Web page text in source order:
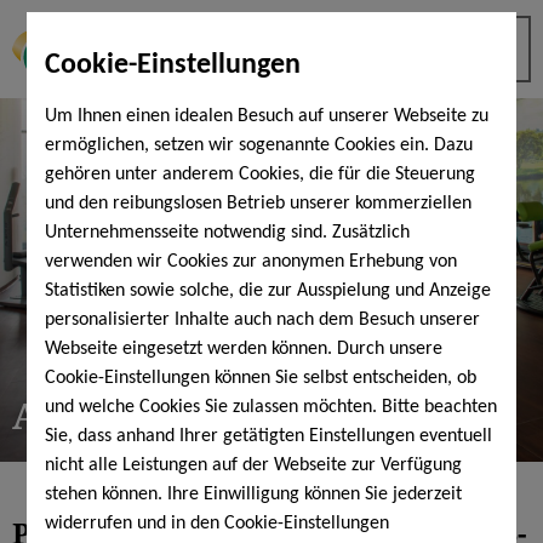
Cookie-Einstellungen
Um Ihnen einen idealen Besuch auf unserer Webseite zu
ermöglichen, setzen wir sogenannte Cookies ein. Dazu
gehören unter anderem Cookies, die für die Steuerung
und den reibungslosen Betrieb unserer kommerziellen
Unternehmensseite notwendig sind. Zusätzlich
verwenden wir Cookies zur anonymen Erhebung von
Statistiken sowie solche, die zur Ausspielung und Anzeige
personalisierter Inhalte auch nach dem Besuch unserer
Webseite eingesetzt werden können. Durch unsere
Cookie-Einstellungen können Sie selbst entscheiden, ob
und welche Cookies Sie zulassen möchten. Bitte beachten
Sie, dass anhand Ihrer getätigten Einstellungen eventuell
nicht alle Leistungen auf der Webseite zur Verfügung
stehen können. Ihre Einwilligung können Sie jederzeit
widerrufen und in den Cookie-Einstellungen
Ablauf der Therapie
Powerspine Therapie - Ablauf im 3-